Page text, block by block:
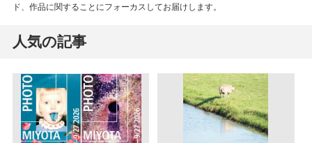
ド、作品に関することにフォーカスしてお届けします。
人気の記事